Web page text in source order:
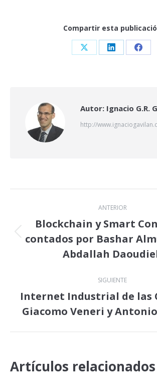
Compartir esta
Share Share Share
Autor: Ignacio G.R.
http://
Navegación
entre
publicaciones
ANTERIOR
Publicación
anterior:
Blockchain y Smart
contados por Bashar
Abdallah
SIGUIENTE
Publicación
siguiente:
Internet Industrial de las
Giacomo Veneri y
Artículos relacionados